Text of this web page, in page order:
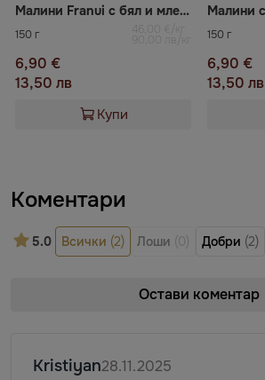
Малини Franui с бял и млечен шоколад
150 г 46,00 €/кг
90,00 лв/кг
6,90 €
13,50 лв
Купи
150 г
6,90 €
13,50 лв
Коментари
5.0 Всички (2) Лоши (0) Добри (2)
Остави коментар
Kristiyan28.11.2025